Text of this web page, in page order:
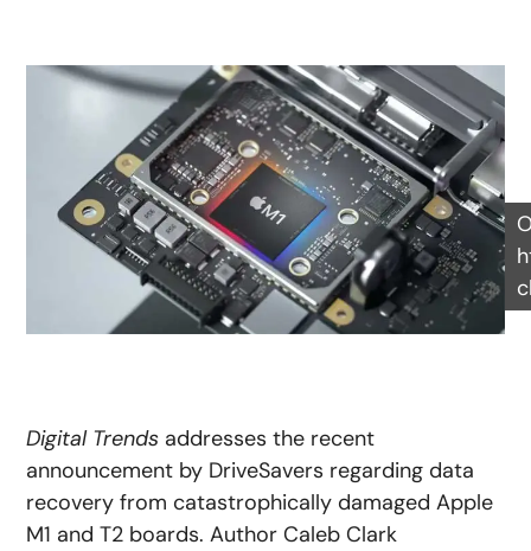
Digital Trends addresses the recent
announcement by DriveSavers regarding data
recovery from catastrophically damaged Apple
M1 and T2 boards. Author Caleb Clark